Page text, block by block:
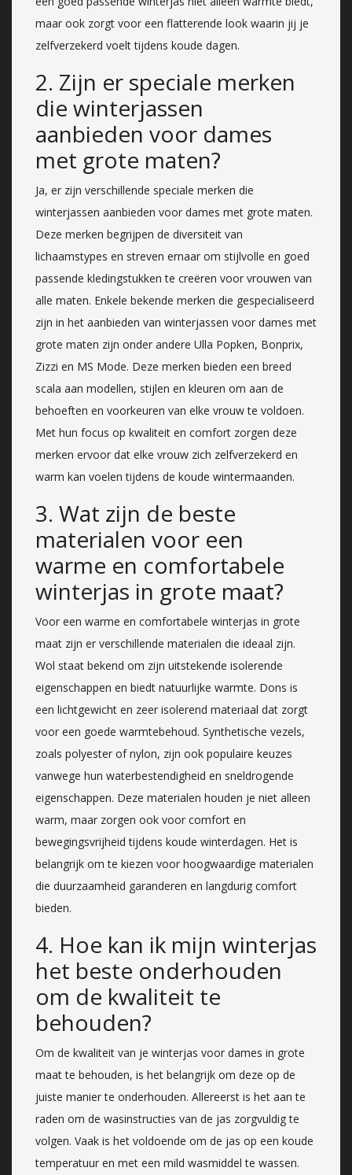
maar ook zorgt voor een flatterende look waarin jij je
zelfverzekerd voelt tijdens koude dagen.
2. Zijn er speciale merken
die winterjassen
aanbieden voor dames
met grote maten?
Ja, er zijn verschillende speciale merken die
winterjassen aanbieden voor dames met grote maten.
Deze merken begrijpen de diversiteit van
lichaamstypes en streven ernaar om stijlvolle en goed
passende kledingstukken te creëren voor vrouwen van
alle maten. Enkele bekende merken die gespecialiseerd
zijn in het aanbieden van winterjassen voor dames met
grote maten zijn onder andere Ulla Popken, Bonprix,
Zizzi en MS Mode. Deze merken bieden een breed
scala aan modellen, stijlen en kleuren om aan de
behoeften en voorkeuren van elke vrouw te voldoen.
Met hun focus op kwaliteit en comfort zorgen deze
merken ervoor dat elke vrouw zich zelfverzekerd en
warm kan voelen tijdens de koude wintermaanden.
3. Wat zijn de beste
materialen voor een
warme en comfortabele
winterjas in grote maat?
Voor een warme en comfortabele winterjas in grote
maat zijn er verschillende materialen die ideaal zijn.
Wol staat bekend om zijn uitstekende isolerende
eigenschappen en biedt natuurlijke warmte. Dons is
een lichtgewicht en zeer isolerend materiaal dat zorgt
voor een goede warmtebehoud. Synthetische vezels,
zoals polyester of nylon, zijn ook populaire keuzes
vanwege hun waterbestendigheid en sneldrogende
eigenschappen. Deze materialen houden je niet alleen
warm, maar zorgen ook voor comfort en
bewegingsvrijheid tijdens koude winterdagen. Het is
belangrijk om te kiezen voor hoogwaardige materialen
die duurzaamheid garanderen en langdurig comfort
bieden.
4. Hoe kan ik mijn winterjas
het beste onderhouden
om de kwaliteit te
behouden?
Om de kwaliteit van je winterjas voor dames in grote
maat te behouden, is het belangrijk om deze op de
juiste manier te onderhouden. Allereerst is het aan te
raden om de wasinstructies van de jas zorgvuldig te
volgen. Vaak is het voldoende om de jas op een koude
temperatuur en met een mild wasmiddel te wassen.